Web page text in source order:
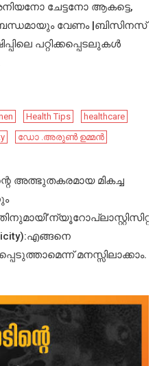
ചേട്ടനോ ആകട്ടെ,
വേണം |ബിസിനസ്
പറ്റിക്കപ്പെടലുകൾ
Health Tips
healthcare
ഡോ .അരുൺ ഉമ്മൻ
അത്ഭുതകരമായ മികച്ച
മനസ്സിലാക്കാം.